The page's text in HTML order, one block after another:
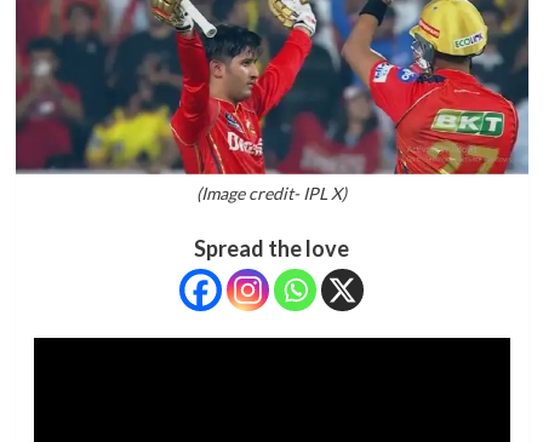
(Image credit- IPL X)
Spread the love